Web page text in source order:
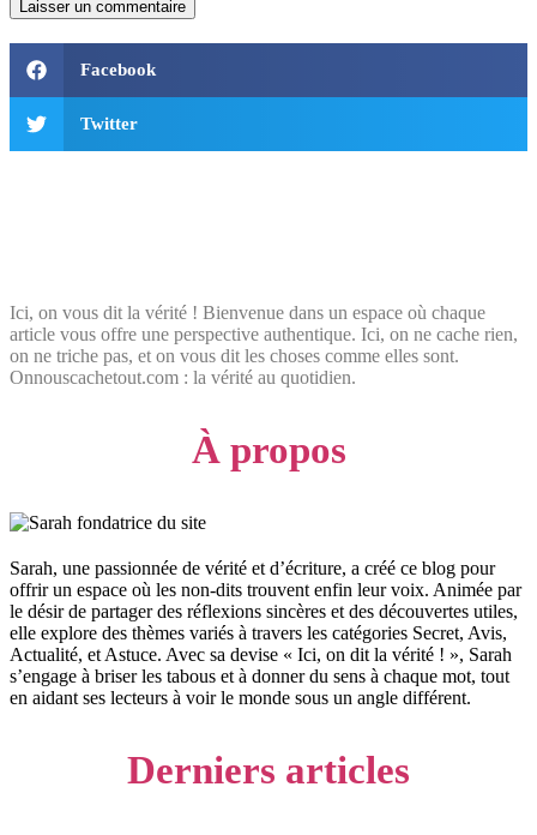
Facebook
Twitter
Ici, on vous dit la vérité ! Bienvenue dans un espace où chaque
article vous offre une perspective authentique. Ici, on ne cache rien,
on ne triche pas, et on vous dit les choses comme elles sont.
Onnouscachetout.com : la vérité au quotidien.
À propos
Sarah, une passionnée de vérité et d’écriture, a créé ce blog pour
offrir un espace où les non-dits trouvent enfin leur voix. Animée par
le désir de partager des réflexions sincères et des découvertes utiles,
elle explore des thèmes variés à travers les catégories Secret, Avis,
Actualité, et Astuce. Avec sa devise « Ici, on dit la vérité ! », Sarah
s’engage à briser les tabous et à donner du sens à chaque mot, tout
en aidant ses lecteurs à voir le monde sous un angle différent.
Derniers articles